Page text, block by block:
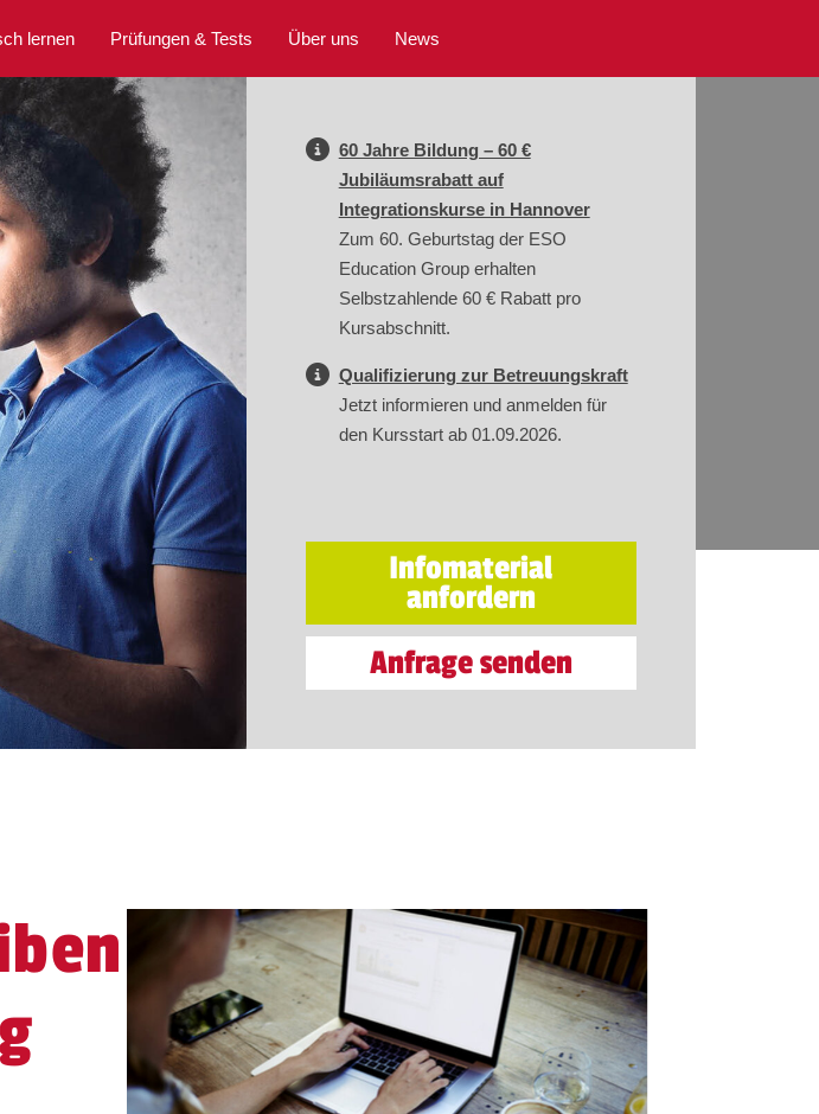
lernen Prüfungen & Tests Über uns News
60 Jahre Bildung – 60 €
Jubiläumsrabatt auf
Integrationskurse in Hannover
Zum 60. Geburtstag der ESO
Education Group erhalten
Selbstzahlende 60 € Rabatt pro
Kursabschnitt.
Qualifizierung zur Betreuungskraft
Jetzt informieren und anmelden für
den Kursstart ab 01.09.2026.
Infomaterial
anfordern
Anfrage senden